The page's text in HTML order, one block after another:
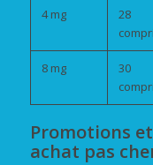
4 mg
28
8 mg
30
Promotions
achat pas